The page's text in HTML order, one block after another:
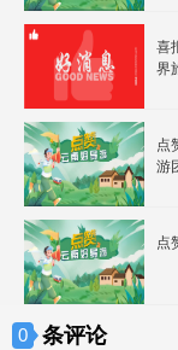
喜
界
点
游
点
0 条评论